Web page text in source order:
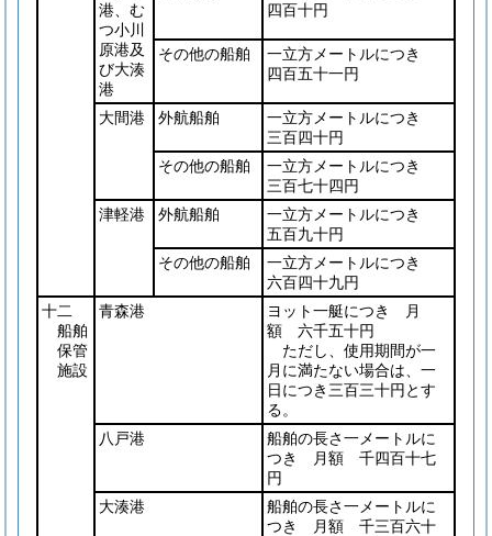
港、む
つ小川
原港及
び大湊
港
四百十円
その他の船舶
一立方メートルにつき
四百五十一円
大間港 外航船舶
一立方メートルにつき
三百四十円
その他の船舶
一立方メートルにつき
三百七十四円
津軽港
外航船舶
一立方メートルにつき
五百九十円
その他の船舶
一立方メートルにつき
六百四十九円
十二
船舶
保管
施設
青森港
ヨット一艇につき 月
額 六千五十円
ただし、使用期間が一
月に満たない場合は、一
日につき三百三十円とす
る。
八戸港
船舶の長さ一メートルに
つき 月額 千四百十七
円
大湊港
船舶の長さ一メートルに
つき 月額 千三百六十